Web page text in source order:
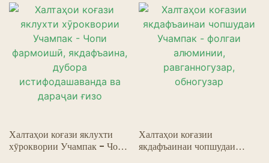
Халтаҳои коғази яклухти
хӯроквории Учампак - Чопи
Халтаҳои коғазии
якдафъаинаи чопшудаи